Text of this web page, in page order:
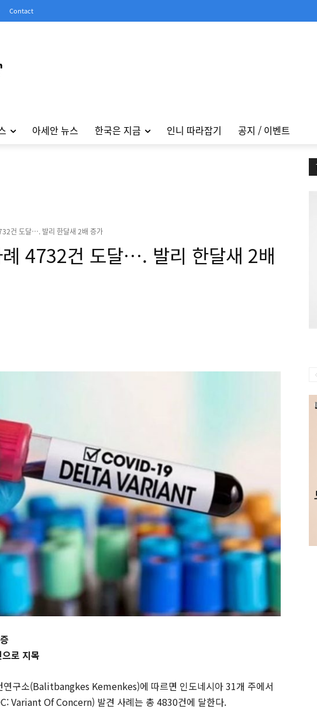
Contact
아세안 뉴스 한국은 지금 인니 따라잡기 공지 / 이벤트
건 도달…. 발리 한달새 2배 증가
례 4732건 도달…. 발리 한달새 2배
로 지목
연구소(Balitbangkes Kemenkes)에 따르면 인도네시아 31개 주에서
Variant Of Concern) 발견 사례는 총 4830건에 달한다.